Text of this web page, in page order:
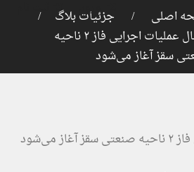
ورود ثبت نام اصلی
جزئیات بلاگ
امسال عملیات اجرایی فاز ۲ ناحیه
سقز آغاز می‌شود